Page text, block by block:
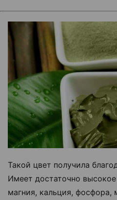
Такой цвет получила
Имеет достаточно
магния, кальция, фосфора,